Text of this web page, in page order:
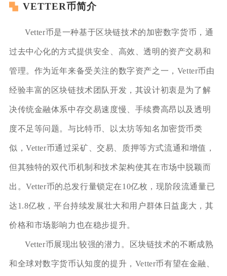
VETTER币简介
Vetter币是一种基于区块链技术的加密数字货币，通
过去中心化的方式提供安全、高效、透明的资产交易和
管理。作为近年来备受关注的数字资产之一，Vetter币由
经验丰富的区块链技术团队开发，其设计初衷是为了解
决传统金融体系中存交易速度慢、手续费高昂以及透明
度不足等问题。与比特币、以太坊等知名加密货币类
似，Vetter币通过采矿、交易、质押等方式流通和增值，
但其独特的双代币机制和技术架构使其在市场中脱颖而
出。Vetter币的总发行量锁定在10亿枚，现阶段流通量已
达1.8亿枚，平台持续发展壮大和用户群体日益庞大，其
价格和市场影响力也在稳步提升。
Vetter币展现出较强的潜力。区块链技术的不断成熟
和全球对数字货币认知度的提升，Vetter币有望在金融、